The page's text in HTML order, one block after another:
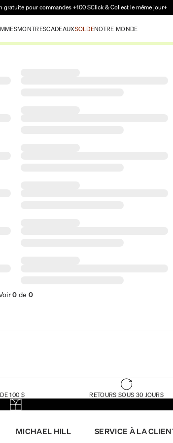
Passer au contenu principal
gratuite pour commandes +100 $Click & Collect le même jour+
MONTRESCADEAUXSOLDENOTRE MONDE
0 de 0
100 $ RETOURS SOUS 30 JOURS
MICHAEL HILL SERVICE À LA